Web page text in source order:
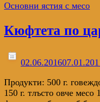
Основни ястия с месо
Кюфтета по
02.06.2016
Продукти: 500 г.
150 г. тлъсто овче месо